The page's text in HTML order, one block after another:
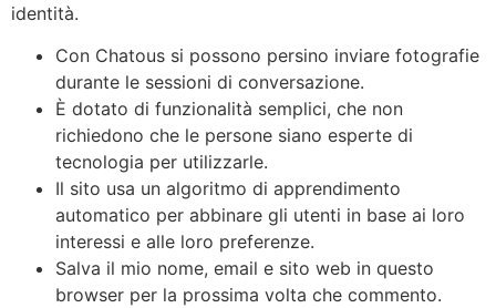
identità.
Con Chatous si possono persino inviare fotografie
durante le sessioni di conversazione.
È dotato di funzionalità semplici, che non
richiedono che le persone siano esperte di
tecnologia per utilizzarle.
Il sito usa un algoritmo di apprendimento
automatico per abbinare gli utenti in base ai loro
interessi e alle loro preferenze.
Salva il mio nome, email e sito web in questo
browser per la prossima volta che commento.